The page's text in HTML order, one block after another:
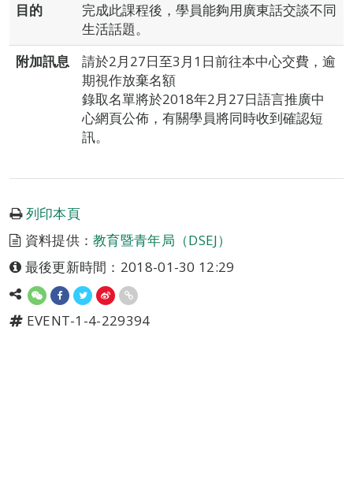
目的
完成此課程後，學員能夠用廣東話交談不同
生活話題。
附加訊息
請於2月27日至3月1日前往本中心交費，逾
期視作放棄名額
錄取名單將於2018年2月27日語言推廣中
心網頁公佈，有關學員將同時收到確認短
訊。
列印本頁
資料提供：教育暨青年局（DSEJ）
最後更新時間：2018-01-30 12:29
EVENT-1-4-229394